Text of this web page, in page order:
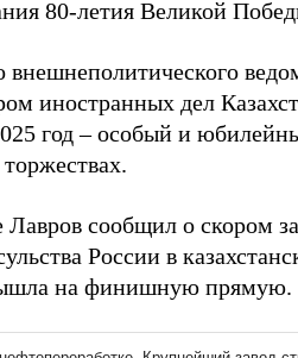
80-летия Великой
внешнеполитического
иностранных дел
год – особый и
Лавров сообщил о скором
России в
на финишную прямую.